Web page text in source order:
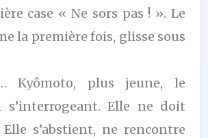
case « Ne sors pas ! ». Le
la première fois, glisse sous
Kyômoto, plus jeune, le
s’interrogeant. Elle ne doit
s’abstient, ne rencontre